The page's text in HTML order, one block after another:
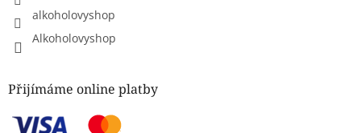
alkoholovyshop
Alkoholovyshop
Přijímáme online platby